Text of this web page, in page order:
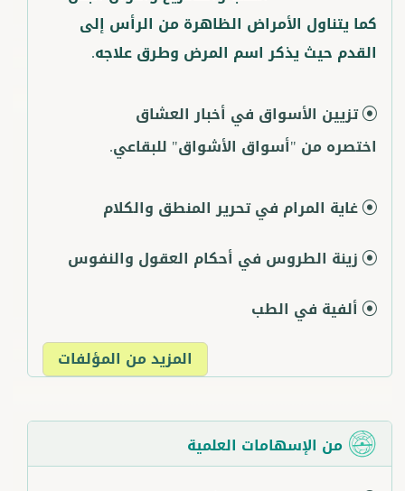
كما يتناول الأمراض الظاهرة من الرأس إلى
القدم حيث يذكر اسم المرض وطرق علاجه.
تزيين الأسواق في أخبار العشاق
اختصره من "أسواق الأشواق" للبقاعي.
غاية المرام في تحرير المنطق والكلام
زينة الطروس في أحكام العقول والنفوس
ألفية في الطب
المزيد من المؤلفات
من الإسهامات العلمية